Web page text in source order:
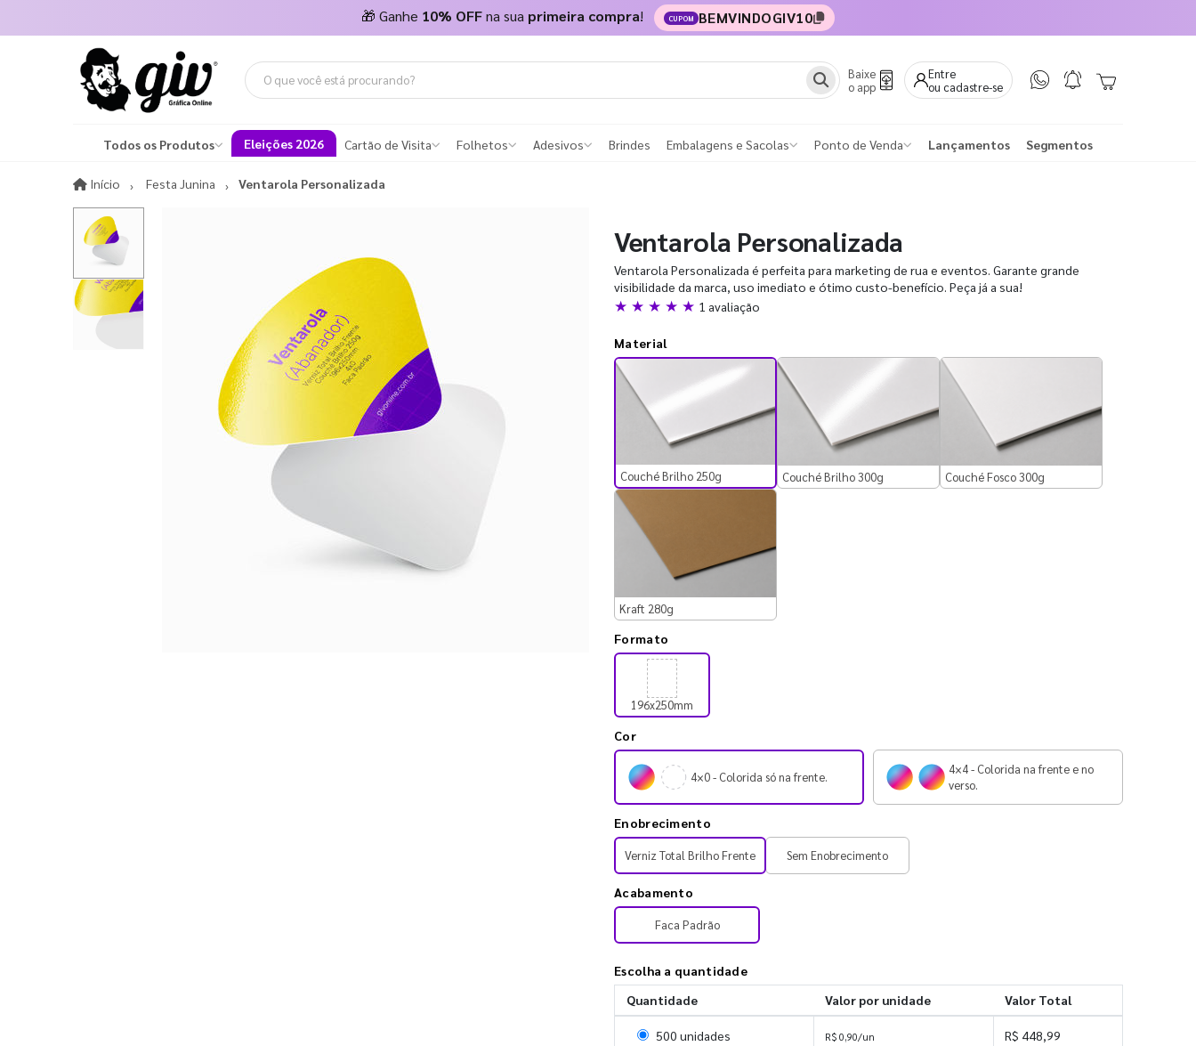
🎁 Ganhe 10% OFFna sua primeira compra! CUPOM BEMVINDOGIV10
Baixe
o app
Entre
ou cadastre-se
Todos os Produtos Eleições 2026 Cartão de Visita Folhetos Adesivos Brindes Embalagens e Sacolas Ponto de Venda Lançamentos Segmentos
Início InícioFesta Junina Ventarola Personalizada
Ventarola Personalizada
Ventarola Personalizada é perfeita para marketing de rua e eventos. Garante grande
visibilidade da marca, uso imediato e ótimo custo-benefício. Peça já a sua!
★ ★ ★ ★ ★ 1 avaliação
Material
Couché Brilho 250g Couché Brilho 300g Couché Fosco 300g
Kraft 280g
Formato
196x250mm
Cor
4×0 - Colorida só na frente.
4×4 - Colorida na frente e no
verso.
Enobrecimento
Verniz Total Brilho Frente Sem Enobrecimento
Acabamento
Faca Padrão
Escolha a quantidade
Quantidade
Valor por unidade Valor Total
Selecionar 500 unidades
500 unidades R$ 0,90/un R$ 448,99